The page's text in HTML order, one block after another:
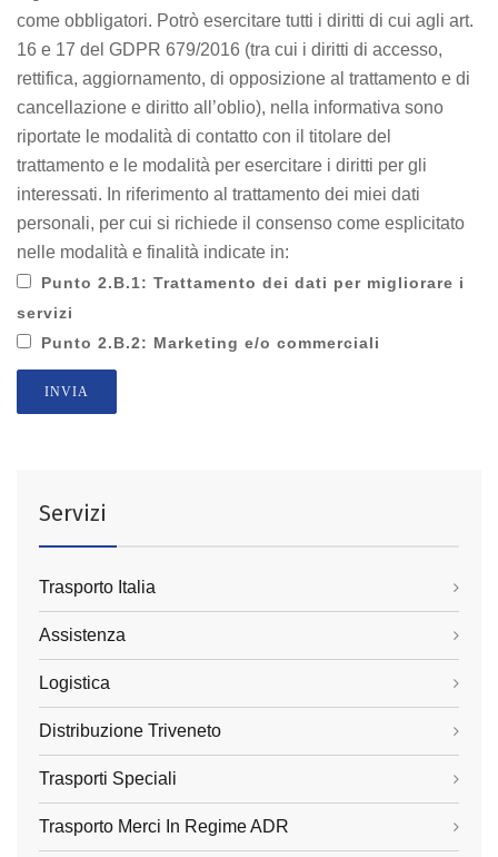
come obbligatori. Potrò esercitare tutti i diritti di cui agli art.
16 e 17 del GDPR 679/2016 (tra cui i diritti di accesso,
rettifica, aggiornamento, di opposizione al trattamento e di
cancellazione e diritto all’oblio), nella informativa sono
riportate le modalità di contatto con il titolare del
trattamento e le modalità per esercitare i diritti per gli
interessati. In riferimento al trattamento dei miei dati
personali, per cui si richiede il consenso come esplicitato
nelle modalità e finalità indicate in:
Punto 2.B.1: Trattamento dei dati per migliorare i
servizi
Punto 2.B.2: Marketing e/o commerciali
INVIA
Servizi
Trasporto Italia
Assistenza
Logistica
Distribuzione Triveneto
Trasporti Speciali
Trasporto Merci In Regime ADR